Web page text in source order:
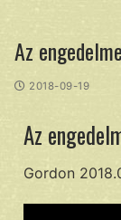
Az
2018-09-19
Az
Gordon